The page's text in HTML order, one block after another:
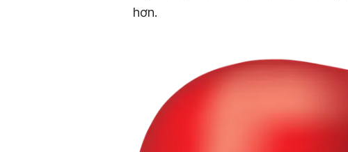
hơn.